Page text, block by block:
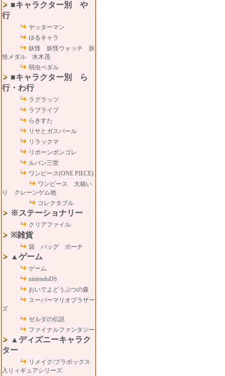
■キャラクター別 や
行
ヤッターマン
ゆるキャラ
妖怪 妖怪ウォッチ 妖
怪メダル 水木茂
弱虫ペダル
■キャラクター別 ら
行・わ行
ラグラッツ
ラブライブ
らきすた
リサとガスパール
リラックマ
リボーンボンゴレ
ルパン三世
ワンピース(ONE PIECE)
ワンピース 大箱い
り クレーンゲム他
コレクタブル
※ステーショナリー
クリアファイル
※雑貨
袋 バッグ ポーチ
▲ゲーム
ゲーム
nintendoDS
おいでよどうぶつの森
スーパーマリオブラザー
ズ
ゼルダの伝説
ファイナルファンタジー
▲ディズニーキャラク
ター
リメイク/プラボックス
入りィギュアシリーズ